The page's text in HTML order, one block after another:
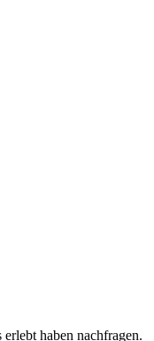
haben nachfragen.